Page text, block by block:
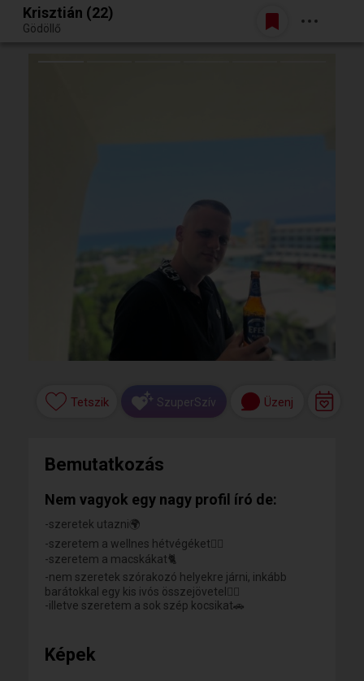
Egy jó randiból bármi lehet.
Belépés
Krisztián (22)
Gödöllő
Tetszik SzuperSzív Üzenj
Bemutatkozás
Nem vagyok egy nagy profil író de:
-szeretek utazni🌍
-szeretem a wellnes hétvégéket🏊‍♂️
-szeretem a macskákat🐈
-nem szeretek szórakozó helyekre járni, inkább
barátokkal egy kis ivós összejövetel🙅‍♂️
-illetve szeretem a sok szép kocsikat🚗
Képek